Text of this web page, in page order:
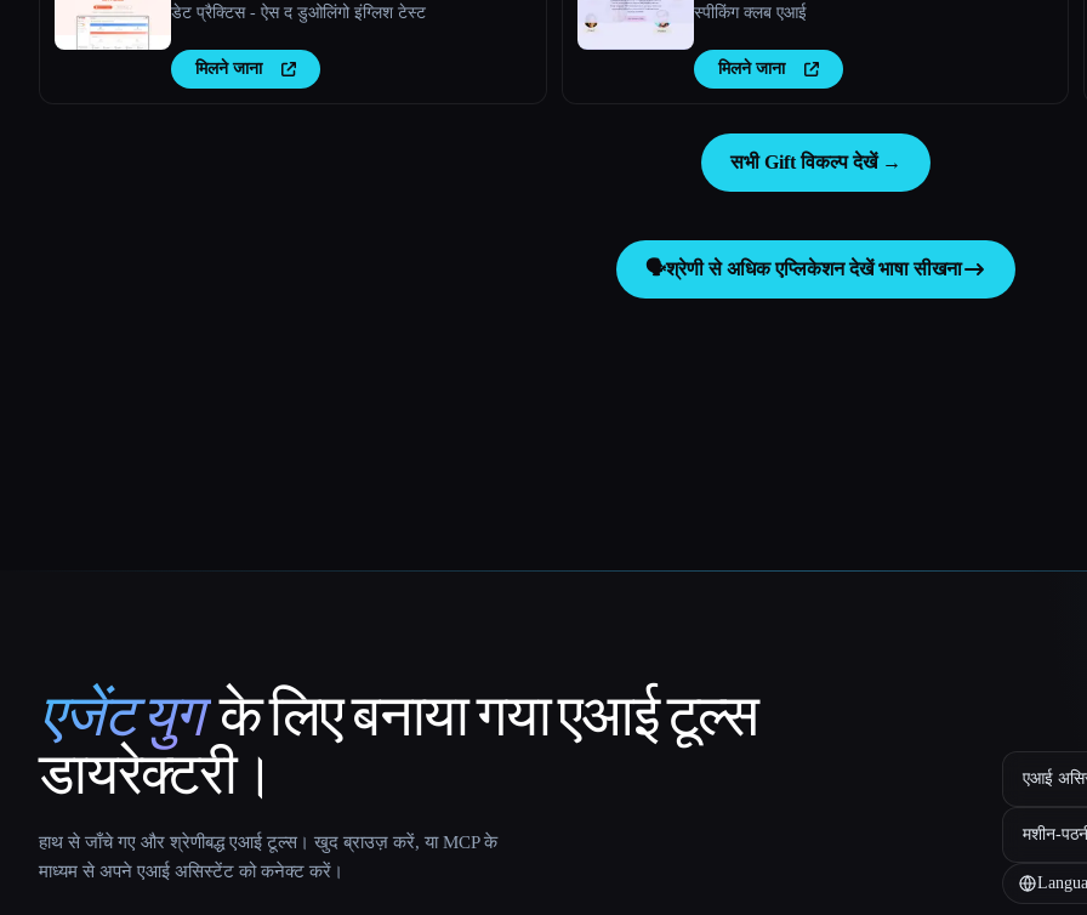
डेट प्रैक्टिस - ऐस द डुओलिंगो इंग्लिश टेस्ट
मिलने जाना
स्पीकिंग क्लब एआई
मिलने जाना
सभी Gift विकल्प देखें →
🗣️श्रेणी से अधिक एप्लिकेशन देखेंभाषा सीखना
That AI Collection
एजेंट युग के लिए बनाया गया एआई टूल्स
डायरेक्टरी।
हाथ से जाँचे गए और श्रेणीबद्ध एआई टूल्स। खुद ब्राउज़ करें, या MCP के
माध्यम से अपने एआई असिस्टेंट को कनेक्ट करें।
एआई
मशीन-